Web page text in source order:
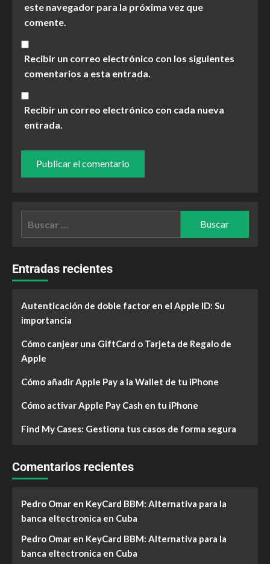
este navegador para la próxima vez que
comente.
Recibir un correo electrónico con los siguientes
comentarios a esta entrada.
Recibir un correo electrónico con cada nueva
entrada.
Entradas recientes
Autenticación de doble factor en el Apple ID: Su
importancia
Cómo canjear una GiftCard o Tarjeta de Regalo de
Apple
Cómo añadir Apple Pay a la Wallet de tu iPhone
Cómo activar Apple Pay Cash en tu iPhone
Find My Cases: Gestiona tus casos de forma segura
Comentarios recientes
Pedro Omar en KeyCard BBM: Alternativa para la
banca eltectronica en Cuba
Pedro Omar en KeyCard BBM: Alternativa para la
banca eltectronica en Cuba